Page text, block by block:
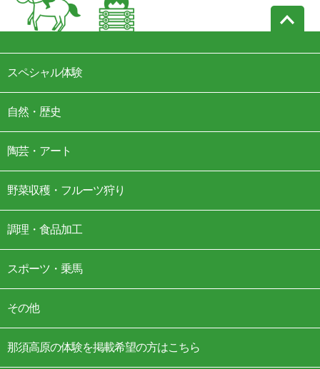
スペシャル体験
自然・歴史
陶芸・アート
野菜収穫・フルーツ狩り
調理・食品加工
スポーツ・乗馬
その他
那須高原の体験を掲載希望の方はこちら